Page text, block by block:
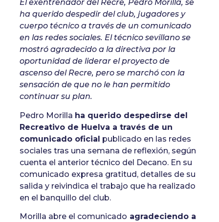
El exentrenador del Recre, Pedro Morilla, se
ha querido despedir del club, jugadores y
cuerpo técnico a través de un comunicado
en las redes sociales. El técnico sevillano se
mostró agradecido a la directiva por la
oportunidad de liderar el proyecto de
ascenso del Recre, pero se marchó con la
sensación de que no le han permitido
continuar su plan.
Pedro Morilla ha querido despedirse del
Recreativo de Huelva a través de un
comunicado oficial publicado en las redes
sociales tras una semana de reflexión, según
cuenta el anterior técnico del Decano. En su
comunicado expresa gratitud, detalles de su
salida y reivindica el trabajo que ha realizado
en el banquillo del club.
Morilla abre el comunicado agradeciendo a